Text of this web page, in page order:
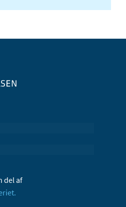
del af